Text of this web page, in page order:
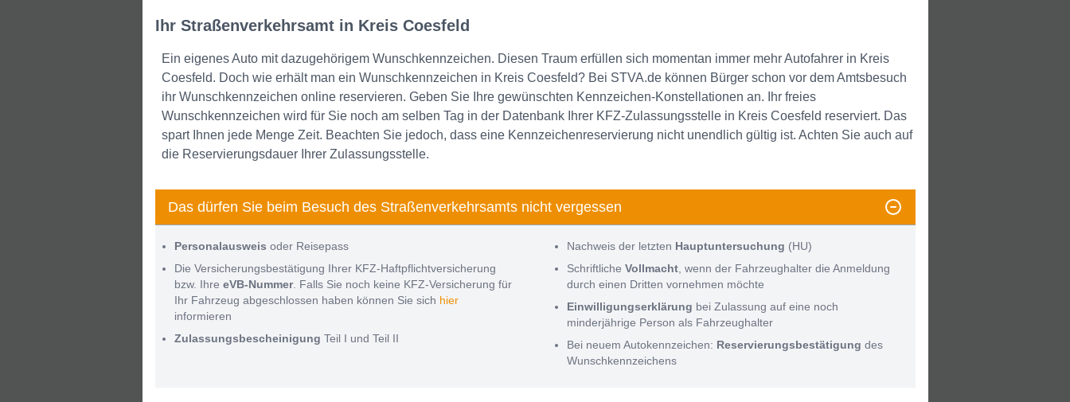
Ihr Straßenverkehrsamt in Kreis Coesfeld
Ein eigenes Auto mit dazugehörigem Wunschkennzeichen. Diesen Traum erfüllen sich momentan immer mehr Autofahrer in Kreis
Coesfeld. Doch wie erhält man ein Wunschkennzeichen in Kreis Coesfeld? Bei STVA.de können Bürger schon vor dem Amtsbesuch
ihr Wunschkennzeichen online reservieren. Geben Sie Ihre gewünschten Kennzeichen-Konstellationen an. Ihr freies
Wunschkennzeichen wird für Sie noch am selben Tag in der Datenbank Ihrer KFZ-Zulassungsstelle in Kreis Coesfeld reserviert. Das
spart Ihnen jede Menge Zeit. Beachten Sie jedoch, dass eine Kennzeichenreservierung nicht unendlich gültig ist. Achten Sie auch auf
die Reservierungsdauer Ihrer Zulassungsstelle.
Das dürfen Sie beim Besuch des Straßenverkehrsamts nicht vergessen
Personalausweis oder Reisepass
Die Versicherungsbestätigung Ihrer KFZ-Haftpflichtversicherung
bzw. Ihre eVB-Nummer. Falls Sie noch keine KFZ-Versicherung für
Ihr Fahrzeug abgeschlossen haben können Sie sich hier
informieren
Zulassungsbescheinigung Teil I und Teil II
Nachweis der letzten Hauptuntersuchung (HU)
Schriftliche Vollmacht , wenn der Fahrzeughalter die Anmeldung
durch einen Dritten vornehmen möchte
Einwilligungserklärung bei Zulassung auf eine noch
minderjährige Person als Fahrzeughalter
Bei neuem Autokennzeichen: Reservierungsbestätigung des
Wunschkennzeichens